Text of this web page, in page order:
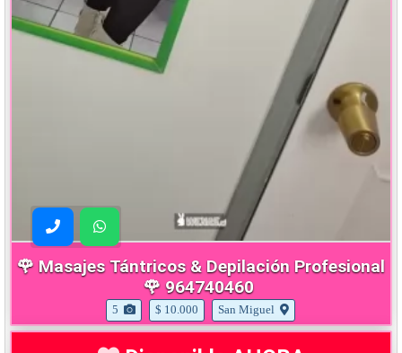
🌹 Masajes Tántricos & Depilación Profesional
🌹 964740460
5 $ 10.000 San Miguel